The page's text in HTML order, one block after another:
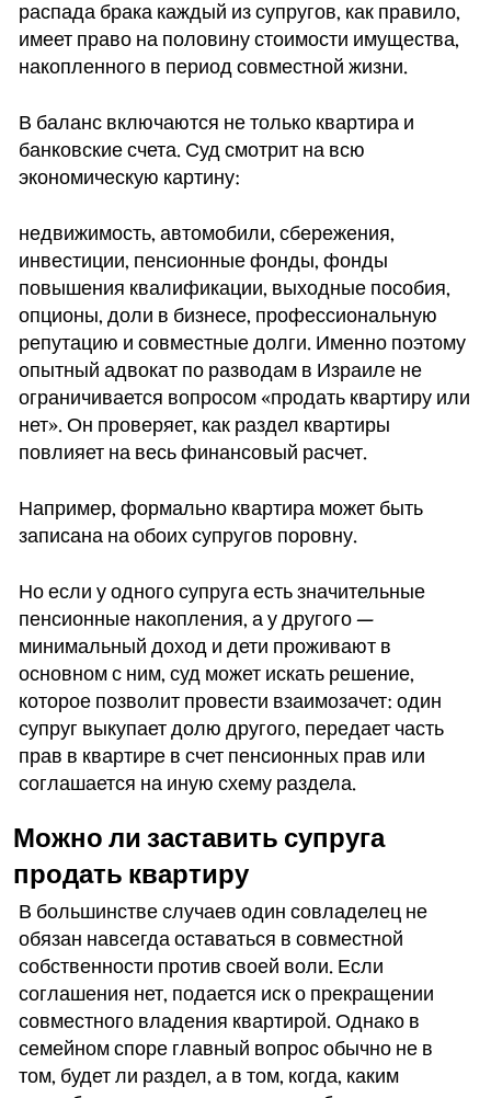
распада брака каждый из супругов, как правило,
имеет право на половину стоимости имущества,
накопленного в период совместной жизни.
В баланс включаются не только квартира и
банковские счета. Суд смотрит на всю
экономическую картину:
недвижимость, автомобили, сбережения,
инвестиции, пенсионные фонды, фонды
повышения квалификации, выходные пособия,
опционы, доли в бизнесе, профессиональную
репутацию и совместные долги. Именно поэтому
опытный адвокат по разводам в Израиле не
ограничивается вопросом «продать квартиру или
нет». Он проверяет, как раздел квартиры
повлияет на весь финансовый расчет.
Например, формально квартира может быть
записана на обоих супругов поровну.
Но если у одного супруга есть значительные
пенсионные накопления, а у другого —
минимальный доход и дети проживают в
основном с ним, суд может искать решение,
которое позволит провести взаимозачет: один
супруг выкупает долю другого, передает часть
прав в квартире в счет пенсионных прав или
соглашается на иную схему раздела.
Можно ли заставить супруга
продать квартиру
В большинстве случаев один совладелец не
обязан навсегда оставаться в совместной
собственности против своей воли. Если
соглашения нет, подается иск о прекращении
совместного владения квартирой. Однако в
семейном споре главный вопрос обычно не в
том, будет ли раздел, а в том, когда, каким